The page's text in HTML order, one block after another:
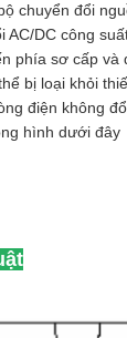
chuyển đổi
AC/DC công
phía sơ cấp và
bị loại khỏi
điện không
hình dưới đây